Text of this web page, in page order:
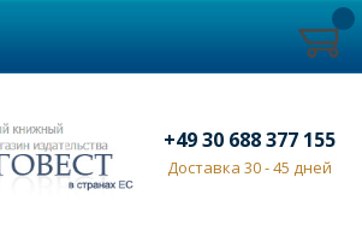
+49 30 688 377 155
Доставка 30 - 45 дней